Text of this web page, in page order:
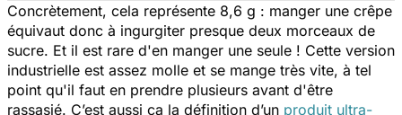
Concrètement, cela représente 8,6 g : manger une crêpe
équivaut donc à ingurgiter presque deux morceaux de
sucre. Et il est rare d'en manger une seule ! Cette version
industrielle est assez molle et se mange très vite, à tel
point qu'il faut en prendre plusieurs avant d'être
rassasié. C’est aussi ça la définition d’un produit ultra-